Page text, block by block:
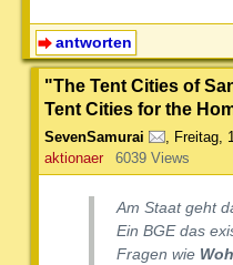
antworten
"The Tent Cities of
Tent Cities for the
SevenSamurai , Freitag,
aktionaer
6039 Views
Am Staat geht
Ein BGE das
Fragen wie